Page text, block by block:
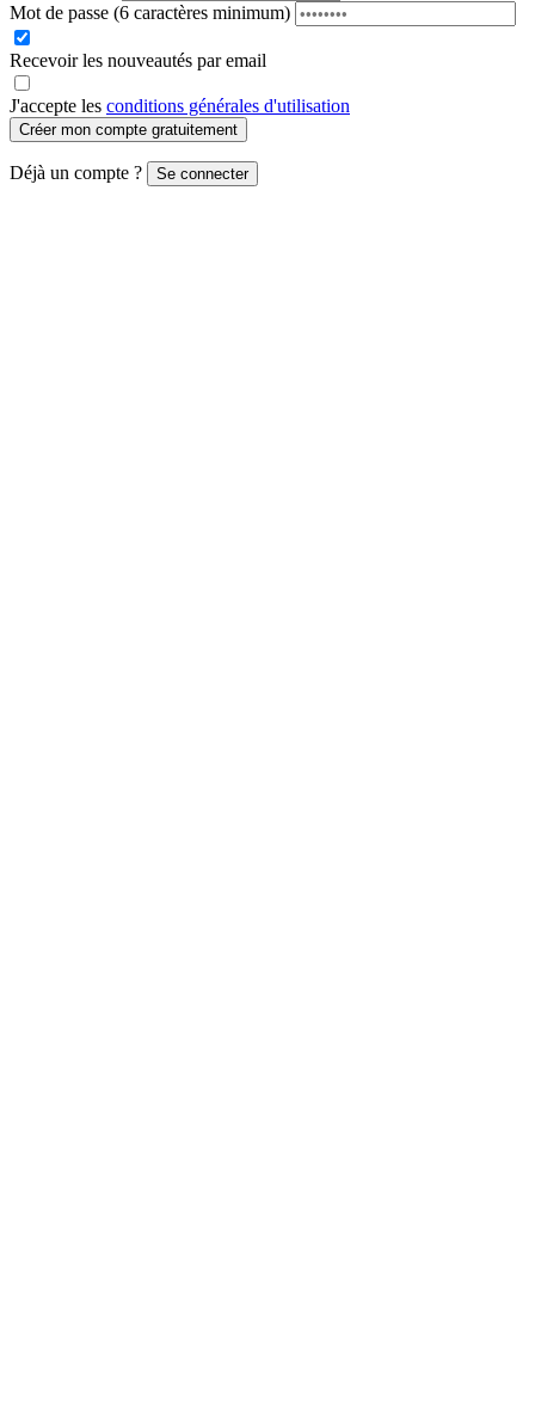
Mot de passe (6 caractères minimum)
Recevoir les nouveautés par email
J'accepte les conditions générales d'utilisation
Créer mon compte gratuitement
Déjà un compte ? Se connecter